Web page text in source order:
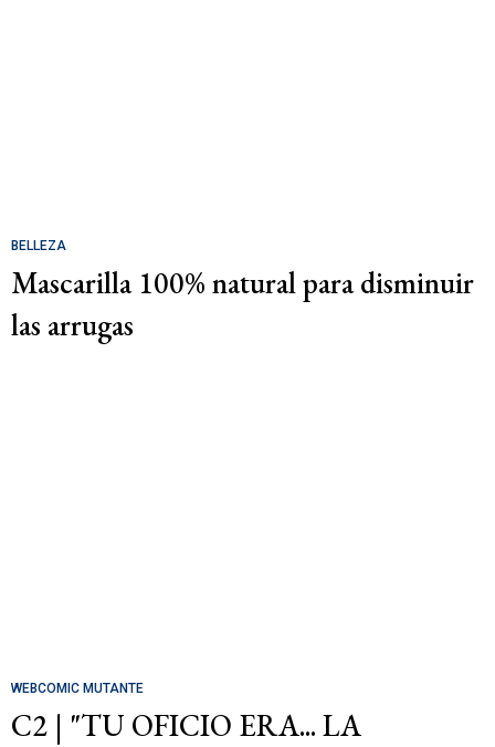
BELLEZA
Mascarilla 100% natural para disminuir
las arrugas
WEBCOMIC MUTANTE
C2 | "TU OFICIO ERA... LA